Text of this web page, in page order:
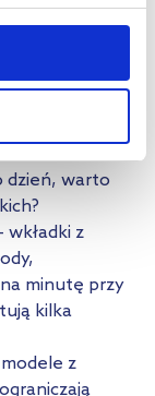
reklamowi.
mieć wpływ
do potrzeb
plików cookie,
uzyskać więcej
ich przepisy,
rzędu
m³ wody
wody.
dzień, warto
wkładki z
minutę przy
kilka
modele z